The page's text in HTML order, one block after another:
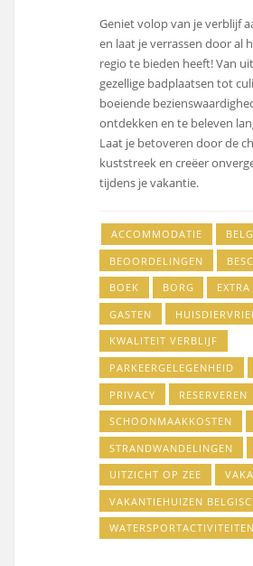
Geniet volop van je verblijf
en laat je verrassen door al
regio te bieden heeft! Van
gezellige badplaatsen tot
boeiende
ontdekken en te beleven
Laat je betoveren door de
kuststreek en creëer
tijdens je vakantie.
ACCOMMODATIE
BEOORDELINGEN
BOEK
BORG
GASTEN
KWALITEIT VERBLIJF
PARKEERGELEGENHEID
PRIVACY
RESERVEREN
SCHOONMAAKKOSTEN
STRANDWANDELINGEN
UITZICHT OP ZEE
VAKANTIEHUIZEN
WATERSPORTACTIVITEITEN